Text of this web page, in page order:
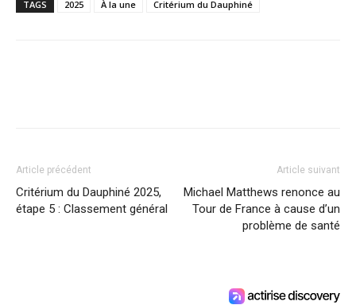
TAGS 2025 À la une Critérium du Dauphiné
Article précédent
Critérium du Dauphiné 2025,
étape 5 : Classement général
Article suivant
Michael Matthews renonce au
Tour de France à cause d’un
problème de santé